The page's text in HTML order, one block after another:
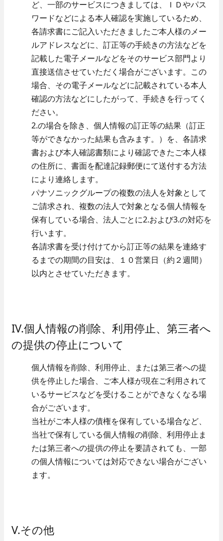
ど、一部のサービスにつきましては、ＩＤやパス
ワードなどによる本人確認を実施しているため、
各請求書にご記入いただきましたご本人様のメー
ルアドレスなどに、訂正等の手続きの方法などを
記載した電子メールなどをそのサービス部門より
直接送信させていただく場合がございます。この
場合、その電子メールなどに記載されている本人
確認の方法などにしたがって、手続きを行ってく
ださい。
2.の場合を除き、個人情報の訂正等の結果（訂正
等ができなかった結果も含みます。）を、各請求
書および本人確認書類により確認できたご本人様
の住所に、書面を配達記録郵便にて送付する方法
により連絡します。
パナソニックグループの複数の法人を対象として
ご請求され、複数の法人で対象となる個人情報を
保有している場合、法人ごとに2.および3.の対応を
行います。
各請求書を受け付けてから訂正等の結果を連絡す
るまでの期間の目安は、１０営業日（約２週間）
以内とさせていただきます。
IV.個人情報の削除、利用停止、第三者へ
の提供の停止について
個人情報を削除、利用停止、または第三者への提
供を停止した場合、ご本人様が現在ご利用されて
いるサービスなどを受けることができなくなる場
合がございます。
当社がご本人様の債権を保有している場合など、
当社で保有している個人情報の削除、利用停止ま
たは第三者への提供の停止を要請されても、一部
の個人情報については対応できない場合がござい
ます。
V.その他